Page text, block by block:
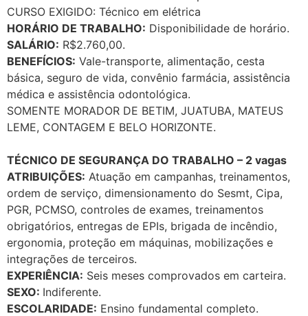
CURSO EXIGIDO: Técnico em elétrica
HORÁRIO DE TRABALHO: Disponibilidade de horário.
SALÁRIO: R$2.760,00.
BENEFÍCIOS: Vale-transporte, alimentação, cesta
básica, seguro de vida, convênio farmácia, assistência
médica e assistência odontológica.
SOMENTE MORADOR DE BETIM, JUATUBA, MATEUS
LEME, CONTAGEM E BELO HORIZONTE.
TÉCNICO DE SEGURANÇA DO TRABALHO – 2 vagas
ATRIBUIÇÕES: Atuação em campanhas, treinamentos,
ordem de serviço, dimensionamento do Sesmt, Cipa,
PGR, PCMSO, controles de exames, treinamentos
obrigatórios, entregas de EPIs, brigada de incêndio,
ergonomia, proteção em máquinas, mobilizações e
integrações de terceiros.
EXPERIÊNCIA: Seis meses comprovados em carteira.
SEXO: Indiferente.
ESCOLARIDADE: Ensino fundamental completo.